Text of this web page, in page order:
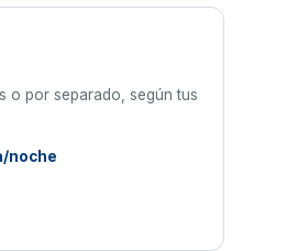
o por separado, según tus
noche